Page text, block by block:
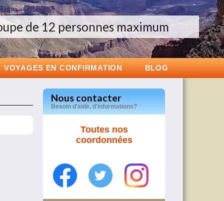
dans l’ouest américain
nos voyages au Japon
de 12 personnes maximum
VOYAGES EN CONFIRMATION BLOG
Nous contacter
Besoin d'aide, d'informations?
Toutes nos
coordonnées